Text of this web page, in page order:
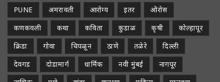
PUNE अमरावती आरोग्य इतर
ओरोस
कणकवली
कथा कविता कुडाळ कृषी
कोल्हापूर
क्रिडा
गोवा चिपळून ठाणे तळेरे
दिल्ली
देवगड
दोडामार्ग धार्मिक नवी मुंबई
नागपूर